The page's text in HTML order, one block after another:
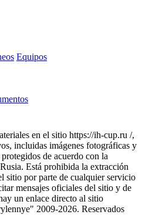
Equipos
en el sitio https://ih-cup.ru /,
incluidas imágenes fotográficas y
de acuerdo con la
Está prohibida la extracción
sitio por parte de cualquier servicio
mensajes oficiales del sitio y de
un enlace directo al sitio
2009-2026. Reservados